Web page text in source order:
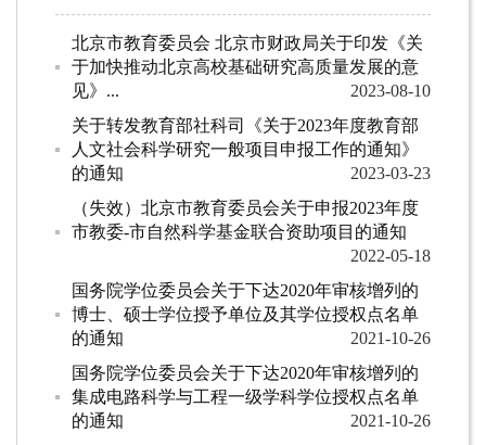
北京市教育委员会 北京市财政局关于印发《关
于加快推动北京高校基础研究高质量发展的意
见》...
2023-08-10
关于转发教育部社科司《关于2023年度教育部
人文社会科学研究一般项目申报工作的通知》
的通知
2023-03-23
（失效）北京市教育委员会关于申报2023年度
市教委-市自然科学基金联合资助项目的通知
2022-05-18
国务院学位委员会关于下达2020年审核增列的
博士、硕士学位授予单位及其学位授权点名单
的通知
2021-10-26
国务院学位委员会关于下达2020年审核增列的
集成电路科学与工程一级学科学位授权点名单
的通知
2021-10-26